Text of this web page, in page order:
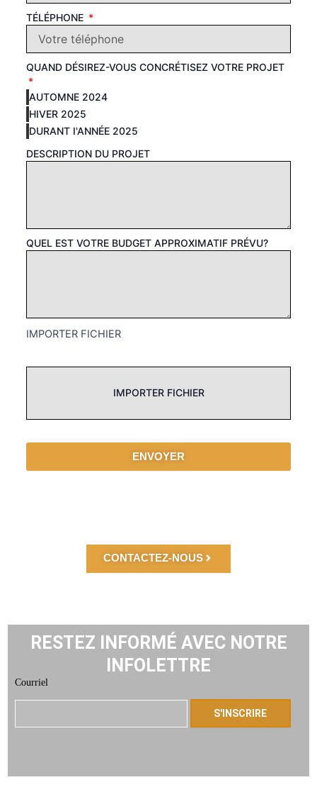
TÉLÉPHONE
QUAND DÉSIREZ-VOUS CONCRÉTISEZ VOTRE PROJET
AUTOMNE 2024
HIVER 2025
DURANT I'ANNÉE 2025
DESCRIPTION DU PROJET
QUEL EST VOTRE BUDGET APPROXIMATIF PRÉVU?
IMPORTER FICHIER
IMPORTER FICHIER
ENVOYER
CONTACTEZ-NOUS
RESTEZ INFORMÉ AVEC NOTRE
INFOLETTRE
Courriel